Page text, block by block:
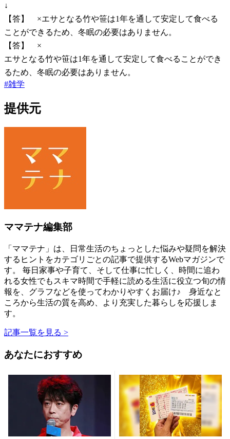
↓
【答】 ×エサとなる竹や笹は1年を通して安定して食べる
ことができるため、冬眠の必要はありません。
【答】 ×
エサとなる竹や笹は1年を通して安定して食べることができ
るため、冬眠の必要はありません。
#雑学
提供元
ママテナ編集部
「ママテナ」は、日常生活のちょっとした悩みや疑問を解決
するヒントをカテゴリごとの記事で提供するWebマガジンで
す。 毎日家事や子育て、そして仕事に忙しく、時間に追わ
れる女性でもスキマ時間で手軽に読める生活に役立つ旬の情
報を、グラフなどを使ってわかりやすくお届け♪ 身近なと
ころから生活の質を高め、より充実した暮らしを応援しま
す。
記事一覧を見る >
あなたにおすすめ